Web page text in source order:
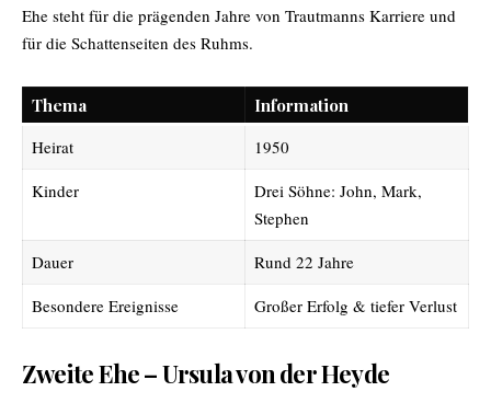
Ehe steht für die prägenden Jahre von Trautmanns Karriere und
für die Schattenseiten des Ruhms.
Thema
Information
Heirat
1950
Kinder
Drei Söhne: John, Mark,
Stephen
Dauer
Rund 22 Jahre
Besondere Ereignisse
Großer Erfolg & tiefer Verlust
Zweite Ehe – Ursula von der Heyde